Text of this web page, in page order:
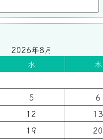
2026年8月
水 木
5 6
12 13
19 20